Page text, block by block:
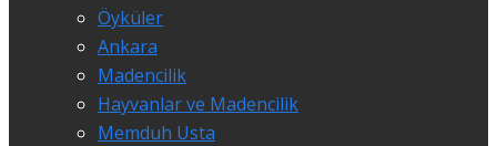
Öyküler
Ankara
Madencilik
Hayvanlar ve Madencilik
Memduh Usta